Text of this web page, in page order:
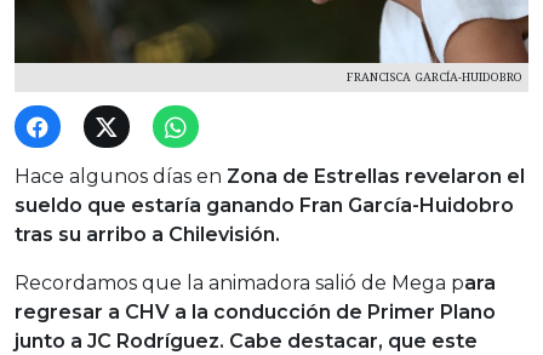
FRANCISCA GARCÍA-HUIDOBRO
Hace algunos días en Zona de Estrellas revelaron el
sueldo que estaría ganando Fran García-Huidobro
tras su arribo a Chilevisión.
Recordamos que la animadora salió de Mega para
regresar a CHV a la conducción de Primer Plano
junto a JC Rodríguez. Cabe destacar, que este